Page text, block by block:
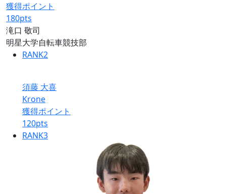
獲得ポイント
180pts
滝口 敬司
明星大学自転車競技部
RANK2
須藤 大喜
Krone
獲得ポイント
120pts
RANK3